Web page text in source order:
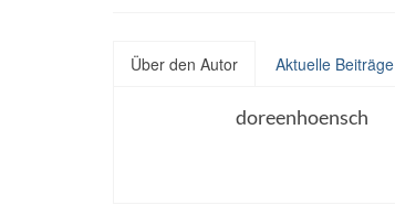
Über den Autor Aktuelle Beiträge
doreenhoensch